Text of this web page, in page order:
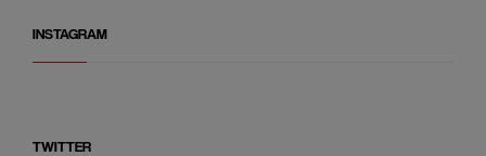
INSTAGRAM
TWITTER